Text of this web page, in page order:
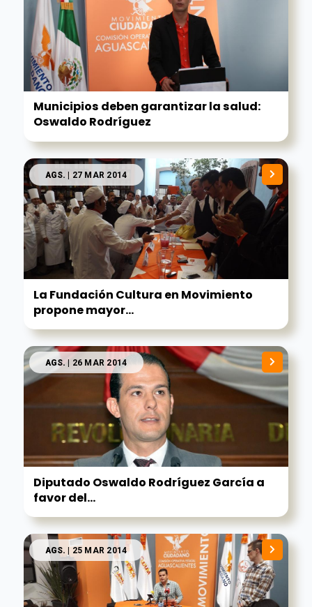
Municipios deben garantizar la salud:
Oswaldo Rodríguez
AGS. | 27 MAR 2014
La Fundación Cultura en Movimiento
propone mayor...
AGS. | 26 MAR 2014
Diputado Oswaldo Rodríguez García a
favor del...
AGS. | 25 MAR 2014